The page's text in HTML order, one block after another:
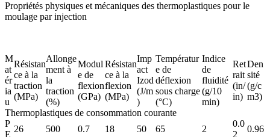
Propriétés physiques et mécaniques des thermoplastiques pour le
moulage par injection
M
at
ér
ia
u
Résistan
ce à la
traction
(MPa)
Allonge
ment à
la
traction
(%)
Modul
e de
flexion
(GPa)
Résistan
ce à la
flexion
(MPa)
Imp
act
Izod
(J/m
)
Températur
e de
déflexion
sous charge
(°C)
Indice
de
fluidité
(g/10
min)
Ret
rait
(in/
in)
Den
sité
(g/c
m3)
Thermoplastiques de consommation courante
P
E
26 500 0.7 18 50 65 2
0.0
2
0.96